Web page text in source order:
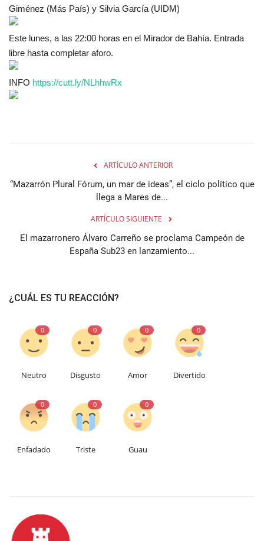
Giménez (Más País) y Silvia García (UIDM)
Este lunes, a las 22:00 horas en el Mirador de Bahía. Entrada
libre hasta completar aforo.
INFO https://cutt.ly/NLhhwRx
ARTÍCULO ANTERIOR
“Mazarrón Plural Fórum, un mar de ideas”, el ciclo político que
llega a Mares de...
ARTÍCULO SIGUIENTE
El mazarronero Álvaro Carreño se proclama Campeón de
España Sub23 en lanzamiento...
¿CUÁL ES TU REACCIÓN?
0
Neutro
0
Disgusto
0
Amor
0
Divertido
0
Enfadado
0
Triste
0
Guau